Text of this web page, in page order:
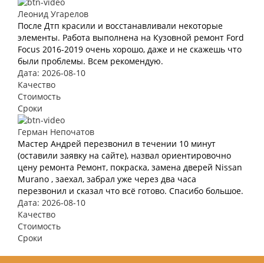
Леонид Угарелов
После Дтп красили и восстанавливали некоторые
элементы. Работа выполнена на Кузовной ремонт Ford
Focus 2016-2019 очень хорошо, даже и не скажешь что
были проблемы. Всем рекомендую.
Дата: 2026-08-10
Качество
Стоимость
Сроки
Герман Непочатов
Мастер Андрей перезвонил в течении 10 минут
(оставили заявку на сайте), назвал ориентировочно
цену ремонта Ремонт, покраска, замена дверей Nissan
Murano , заехал, забрал уже через два часа
перезвонил и сказал что всё готово. Спасибо большое.
Дата: 2026-08-10
Качество
Стоимость
Сроки